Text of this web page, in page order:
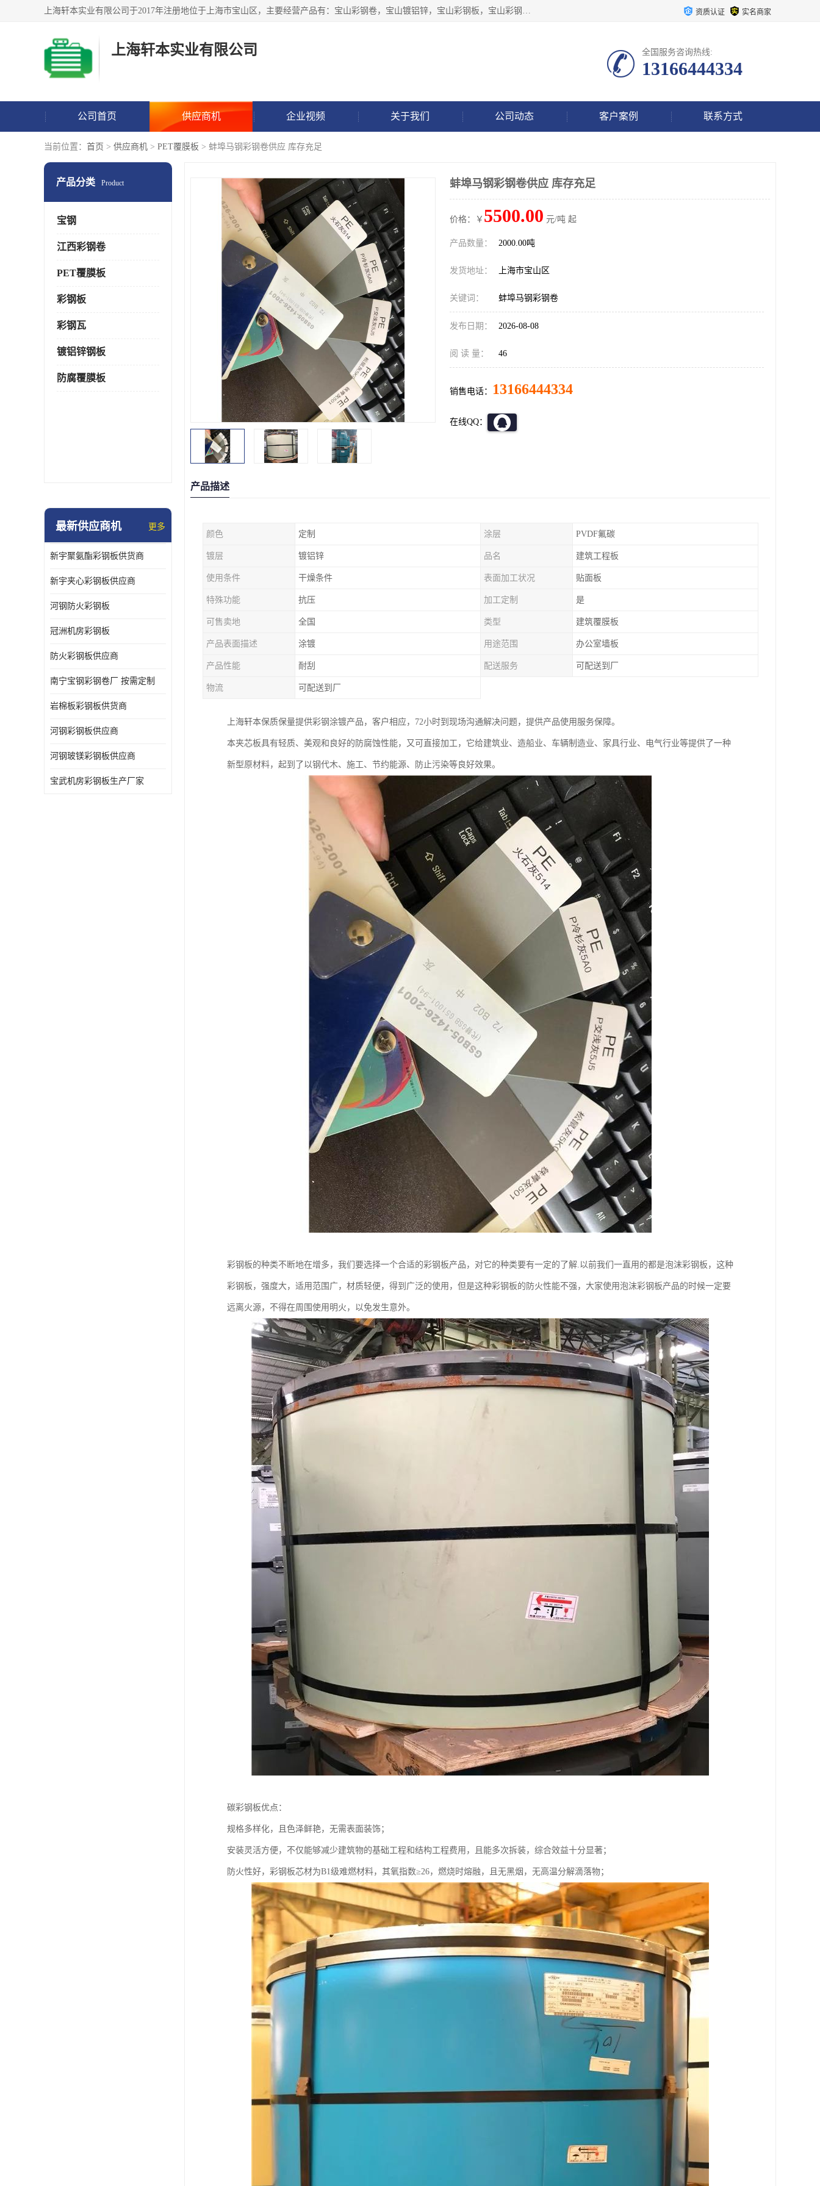
上海轩本实业有限公司于2017年注册地位于上海市宝山区，主要经营产品有：宝山彩钢卷，宝山镀铝锌，宝山彩钢板，宝山彩钢瓦等产品的生产和销售。 资质认证 实名商家
上海轩本实业有限公司 全国服务咨询热线:
13166444334
公司首页 供应商机 企业视频 关于我们 公司动态 客户案例 联系方式
当前位置： 首页 > 供应商机 > PET覆膜板 > 蚌埠马钢彩钢卷供应 库存充足
产品分类 Product
宝钢
江西彩钢卷
PET覆膜板
彩钢板
彩钢瓦
镀铝锌钢板
防腐覆膜板
最新供应商机 更多
新宇聚氨酯彩钢板供货商
新宇夹心彩钢板供应商
河钢防火彩钢板
冠洲机房彩钢板
防火彩钢板供应商
南宁宝钢彩钢卷厂 按需定制
岩棉板彩钢板供货商
河钢彩钢板供应商
河钢玻镁彩钢板供应商
宝武机房彩钢板生产厂家
蚌埠马钢彩钢卷供应 库存充足
价格：￥ 5500.00 元/吨 起
产品数量： 2000.00吨
发货地址： 上海市宝山区
关键词： 蚌埠马钢彩钢卷
发布日期： 2026-08-08
阅 读 量： 46
销售电话： 13166444334
在线QQ：
产品描述
颜色 定制 涂层 PVDF氟碳
镀层 镀铝锌 品名 建筑工程板
使用条件 干燥条件 表面加工状况 贴面板
特殊功能 抗压 加工定制 是
可售卖地 全国 类型 建筑覆膜板
产品表面描述 涂镀 用途范围 办公室墙板
产品性能 耐刮 配送服务 可配送到厂
物流 可配送到厂
上海轩本保质保量提供彩钢涂镀产品，客户相应，72小时到现场沟通解决问题，提供产品使用服务保障。
本夹芯板具有轻质、美观和良好的防腐蚀性能，又可直接加工，它给建筑业、造船业、车辆制造业、家具行业、电气行业等提供了一种
新型原材料，起到了以钢代木、施工、节约能源、防止污染等良好效果。
彩钢板的种类不断地在增多，我们要选择一个合适的彩钢板产品，对它的种类要有一定的了解.以前我们一直用的都是泡沫彩钢板，这种
彩钢板，强度大，适用范围广，材质轻便，得到广泛的使用，但是这种彩钢板的防火性能不强，大家使用泡沫彩钢板产品的时候一定要
远离火源，不得在周围使用明火，以免发生意外。
碳彩钢板优点：
规格多样化，且色泽鲜艳，无需表面装饰；
安装灵活方便，不仅能够减少建筑物的基础工程和结构工程费用，且能多次拆装，综合效益十分显著；
防火性好，彩钢板芯材为B1级难燃材料，其氧指数≥26，燃烧时熔融，且无黑烟，无高温分解滴落物；